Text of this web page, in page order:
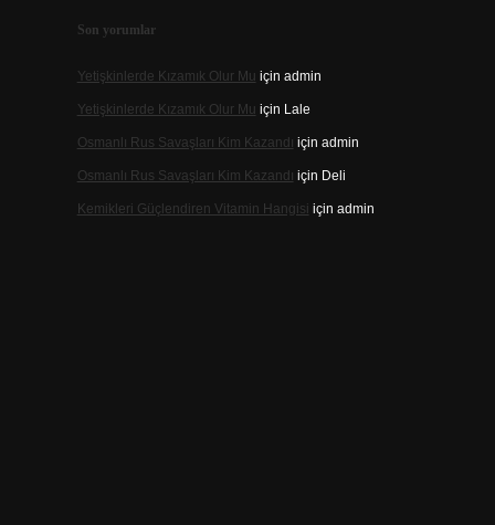
Son yorumlar
Yetişkinlerde Kızamık Olur Mu için admin
Yetişkinlerde Kızamık Olur Mu için Lale
Osmanlı Rus Savaşları Kim Kazandı için admin
Osmanlı Rus Savaşları Kim Kazandı için Deli
Kemikleri Güçlendiren Vitamin Hangisi için admin